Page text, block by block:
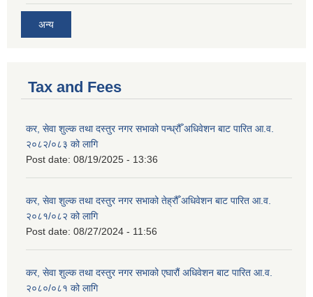
अन्य
Tax and Fees
कर, सेवा शुल्क तथा दस्तुर नगर सभाको पन्ध्रौँ अधिवेशन बाट पारित आ.व.
२०८२/०८३ को लागि
Post date: 08/19/2025 - 13:36
कर, सेवा शुल्क तथा दस्तुर नगर सभाको तेह्रौँ अधिवेशन बाट पारित आ.व.
२०८१/०८२ को लागि
Post date: 08/27/2024 - 11:56
कर, सेवा शुल्क तथा दस्तुर नगर सभाको एघारौं अधिवेशन बाट पारित आ.व.
२०८०/०८१ को लागि